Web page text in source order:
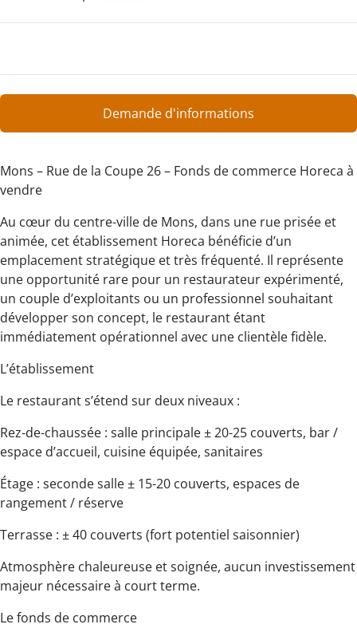
Demande d'informations
Mons – Rue de la Coupe 26 – Fonds de commerce Horeca à
vendre
Au cœur du centre-ville de Mons, dans une rue prisée et
animée, cet établissement Horeca bénéficie d’un
emplacement stratégique et très fréquenté. Il représente
une opportunité rare pour un restaurateur expérimenté,
un couple d’exploitants ou un professionnel souhaitant
développer son concept, le restaurant étant
immédiatement opérationnel avec une clientèle fidèle.
L’établissement
Le restaurant s’étend sur deux niveaux :
Rez-de-chaussée : salle principale ± 20-25 couverts, bar /
espace d’accueil, cuisine équipée, sanitaires
Étage : seconde salle ± 15-20 couverts, espaces de
rangement / réserve
Terrasse : ± 40 couverts (fort potentiel saisonnier)
Atmosphère chaleureuse et soignée, aucun investissement
majeur nécessaire à court terme.
Le fonds de commerce